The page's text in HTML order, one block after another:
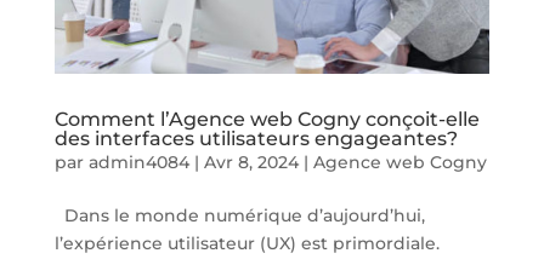
Comment l’Agence web Cogny conçoit-elle
des interfaces utilisateurs engageantes?
par admin4084| Avr 8, 2024| Agence web Cogny
Dans le monde numérique d’aujourd’hui,
l’expérience utilisateur (UX) est primordiale.